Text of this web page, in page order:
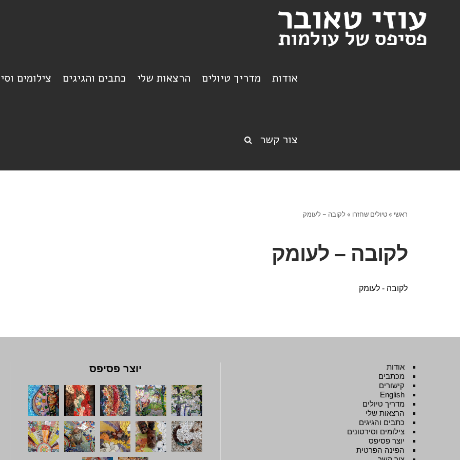
אודות מדריך טיולים הרצאות שלי כתבים והגיגים צילומים
צור קשר
ראשי »טיולים שחזרו »לקובה – לעומק
לקובה – לעומק
לקובה - לעומק
אודות
מכתבים
קישורים
English
מדריך טיולים
הרצאות שלי
כתבים והגיגים
צילומים וסירטונים
יוצר פסיפס
הפינה הפרטית
יוצר פסיפס